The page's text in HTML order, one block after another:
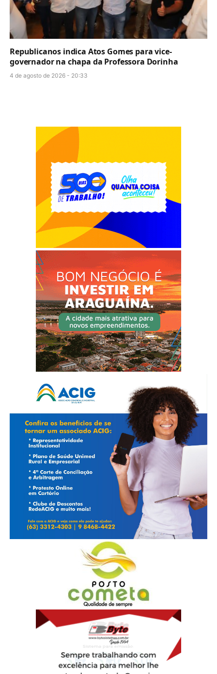
Republicanos indica Atos Gomes para vice-
governador na chapa da Professora Dorinha
4 de agosto de 2026 - 20:33